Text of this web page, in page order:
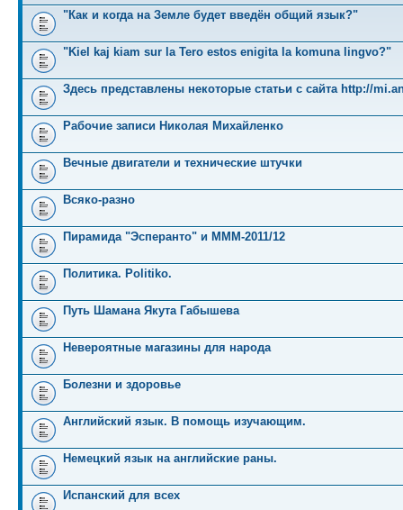
"Как и когда на Земле будет введён общий язык?"
"Kiel kaj kiam sur la Tero estos enigita la komuna lingvo?"
Здесь представлены некоторые статьи с сайта http://
Рабочие записи Николая Михайленко
Вечные двигатели и технические штучки
Всяко-разно
Пирамида "Эсперанто" и MMM-2011/12
Политика. Politiko.
Путь Шамана Якута Габышева
Невероятные магазины для народа
Болезни и здоровье
Английский язык. В помощь изучающим.
Немецкий язык на английские раны.
Испанский для всех